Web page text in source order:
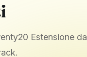
Estensione da